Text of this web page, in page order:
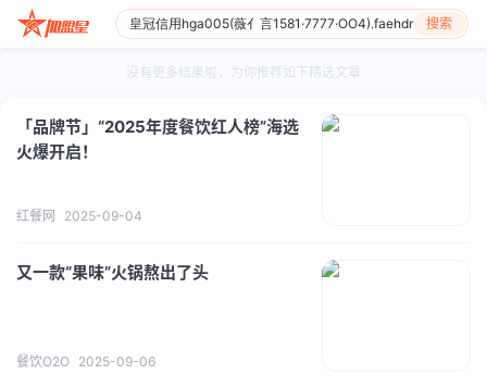
搜索
没有更多结果啦，为你推荐如下精选文章
「品牌节」“2025年度餐饮红人榜”海选
火爆开启！
红餐网 2025-09-04
又一款“果味”火锅熬出了头
餐饮O2O 2025-09-06